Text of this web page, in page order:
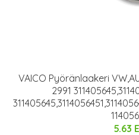
VAICO Pyöränlaakeri
2991
5.63